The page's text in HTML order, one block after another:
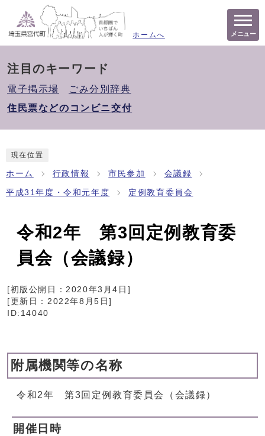
ホームへ メニュー
注目のキーワード
電子掲示場
ごみ分別辞典
住民票などのコンビニ交付
現在位置
ホーム 行政情報 市民参加 会議録
平成31年度・令和元年度 定例教育委員会
令和2年 第3回定例教育委
員会（会議録）
[初版公開日：2020年3月4日 ]
[更新日： 2022年8月5日]
ID:14040
附属機関等の名称
令和2年 第3回定例教育委員会（会議録）
開催日時